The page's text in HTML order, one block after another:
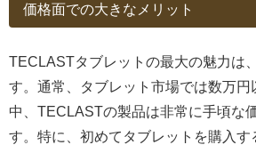
価格面での大きなメリット
TECLASTタブレットの最大の魅力は
す。通常、タブレット市場では数万円
中、TECLASTの製品は非常に手頃な
す。特に、初めてタブレットを購入す